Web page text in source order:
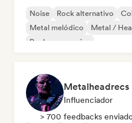
Noise Rock alternativo
Metal melódico
Metal /
Rock progressivo
Metalheadrecs
Influenciador
> 700 feedbacks